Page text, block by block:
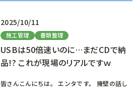
2025/10/11
施工管理 書類整理
USBは50倍速いのに…まだCDで納
品!? これが現場のリアルですｗ
皆さんこんにちは。 エンタです。 擁壁の話し